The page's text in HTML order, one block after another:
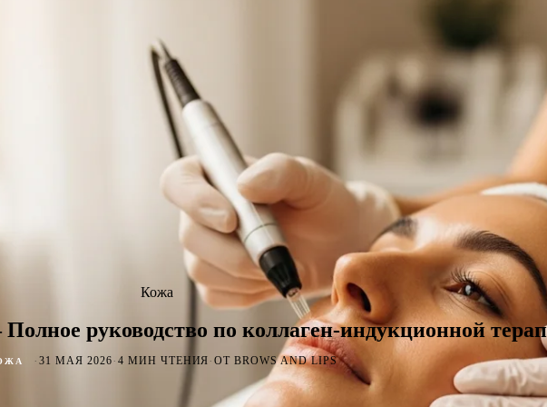
Кожа
руководство по коллаген-индукционной
·31 МАЯ 2026 · 4 МИН ЧТЕНИЯ ·ОТ BROWS AND LIPS